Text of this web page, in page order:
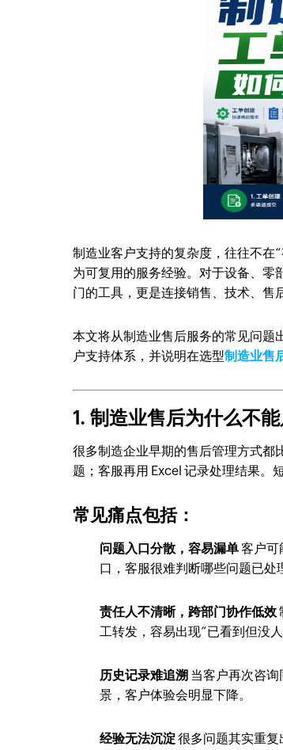
制造业客户支持的复杂度，往往不在
为可复用的服务经验。对于设备、零
门的工具，更是连接销售、技术、售
本文将从制造业售后服务的常见问题
户支持体系，并说明在选型制造业售
1. 制造业售后为什么不
很多制造企业早期的售后管理方式都
题；客服再用 Excel 记录处理结果。
常见痛点包括：
问题入口分散，容易漏单客户可
口，客服很难判断哪些问题已处
责任人不清晰，跨部门协作低效
工转发，容易出现“已看到但没人
历史记录难追溯 当客户再次咨
景，客户体验会明显下降。
经验无法沉淀很多问题其实重